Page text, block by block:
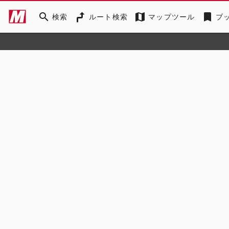
search 検索 ルート検索 map マップツール bookmark ブ